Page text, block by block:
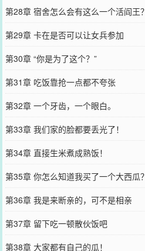
第28章 宿舍怎么会有这么一个活阎王？
第29章 卡在是否可以让女兵参加
第30章 “你是为了这个？”
第31章 吃饭靠抢一点都不夸张
第32章 一个牙齿，一个眼白。
第33章 我们家的脸都要丢光了！
第34章 直接生米煮成熟饭！
第35章 你怎么知道我买了一个大西瓜？
第36章 我是来断亲的，可不是相亲
第37章 留下吃一顿散伙饭吧
第38章 大家都有自己的瓜！